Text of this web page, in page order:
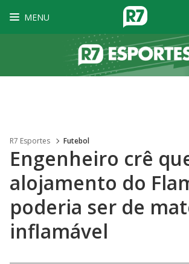
MENU
R7 Esportes Futebol
Engenheiro crê
alojamento do
poderia ser de
inflamável